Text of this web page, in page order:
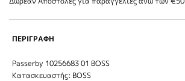
ΠΕΡΙΓΡΑΦΗ
Passerby 10256683 01 BOSS
Κατασκευαστής: BOSS